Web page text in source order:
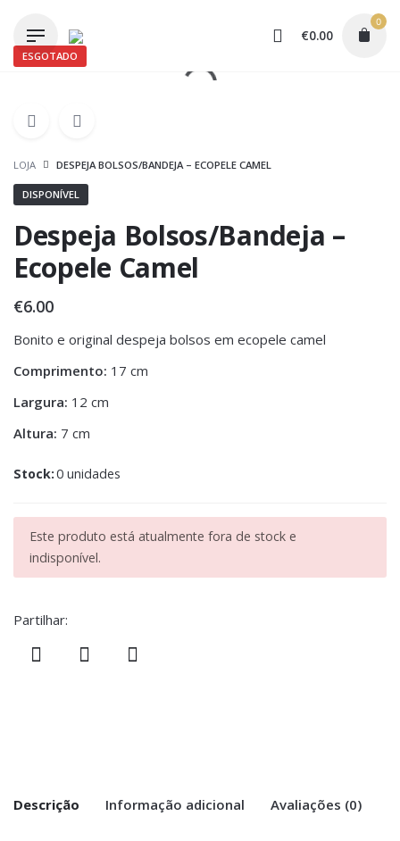
content
€0.00
0
ESGOTADO
LOJA DESPEJA BOLSOS/BANDEJA – ECOPELE CAMEL
DISPONÍVEL
Despeja Bolsos/Bandeja –
Ecopele Camel
€6.00
Bonito e original despeja bolsos em ecopele camel
Comprimento: 17 cm
Largura: 12 cm
Altura: 7 cm
Stock:0 unidades
Este produto está atualmente fora de stock e
indisponível.
Partilhar:
Descrição Informação adicional Avaliações (0)